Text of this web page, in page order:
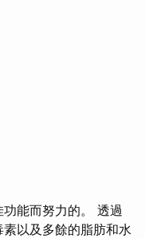
能而努力的。 透過
以及多餘的脂肪和水